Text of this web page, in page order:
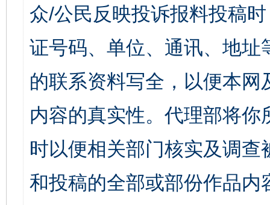
众/公民反映投诉报料投稿
证号码、单位、通讯、地
的联系资料写全，以便本
内容的真实性。代理部将
时以便相关部门核实及调
和投稿的全部或部份作品